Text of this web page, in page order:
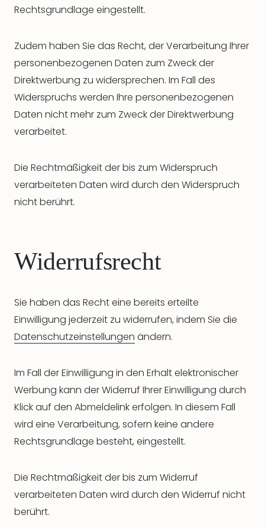
Rechtsgrundlage eingestellt.
Zudem haben Sie das Recht, der Verarbeitung Ihrer
personenbezogenen Daten zum Zweck der
Direktwerbung zu widersprechen. Im Fall des
Widerspruchs werden Ihre personenbezogenen
Daten nicht mehr zum Zweck der Direktwerbung
verarbeitet.
Die Rechtmäßigkeit der bis zum Widerspruch
verarbeiteten Daten wird durch den Widerspruch
nicht berührt.
Widerrufsrecht
Sie haben das Recht eine bereits erteilte
Einwilligung jederzeit zu widerrufen, indem Sie die
Datenschutzeinstellungen ändern.
Im Fall der Einwilligung in den Erhalt elektronischer
Werbung kann der Widerruf Ihrer Einwilligung durch
Klick auf den Abmeldelink erfolgen. In diesem Fall
wird eine Verarbeitung, sofern keine andere
Rechtsgrundlage besteht, eingestellt.
Die Rechtmäßigkeit der bis zum Widerruf
verarbeiteten Daten wird durch den Widerruf nicht
berührt.